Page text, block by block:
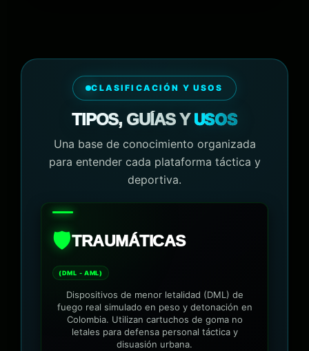
CLASIFICACIÓN Y USOS
TIPOS, GUÍAS YUSOS
Una base de conocimiento organizada
para entender cada plataforma táctica y
deportiva.
🛡️TRAUMÁTICAS
(DML - AML)
Dispositivos de menor letalidad (DML) de
fuego real simulado en peso y detonación en
Colombia. Utilizan cartuchos de goma no
letales para defensa personal táctica y
disuasión urbana.